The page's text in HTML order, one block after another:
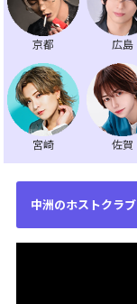
京都 広島
宮崎 佐賀
中洲のホストクラブ